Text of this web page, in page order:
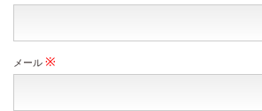
メール ※